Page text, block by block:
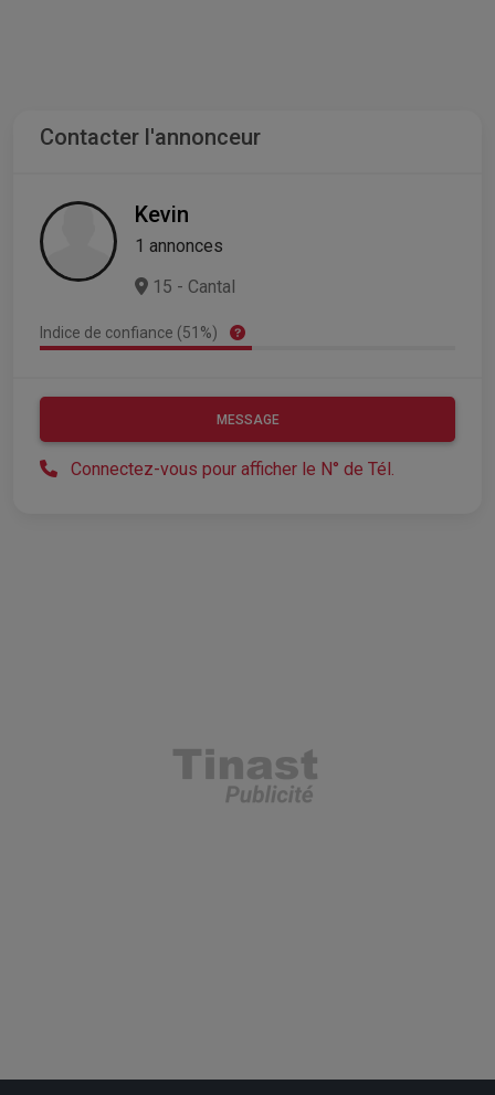
Contacter l'annonceur
Kevin
1 annonces
15 - Cantal
Indice de confiance (51%)
MESSAGE
Connectez-vous pour afficher le N° de Tél.